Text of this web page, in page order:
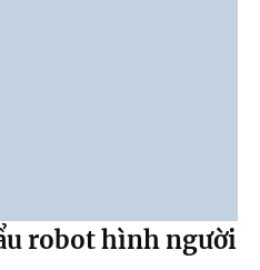
robot hình người